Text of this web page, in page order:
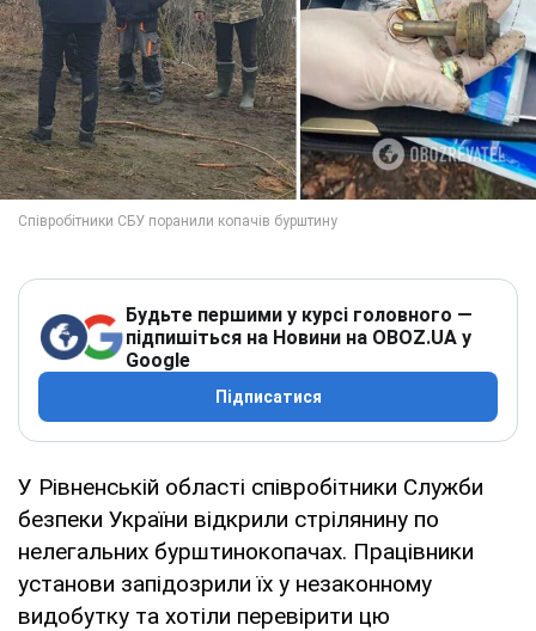
Будьте першими у курсі головного —
підпишіться на Новини на OBOZ.UA у
Google
Підписатися
У Рівненській області співробітники Служби
безпеки України відкрили стрілянину по
нелегальних бурштинокопачах. Працівники
установи запідозрили їх у незаконному
видобутку та хотіли перевірити цю